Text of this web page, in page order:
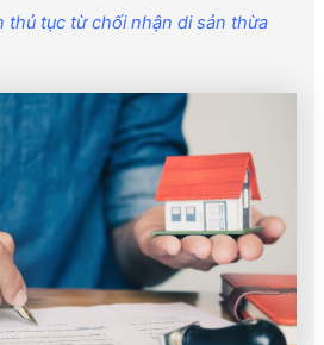
thủ tục từ chối nhận di sản thừa